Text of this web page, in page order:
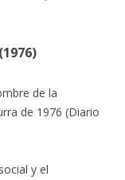
de la
de 1976 (Diario
y el